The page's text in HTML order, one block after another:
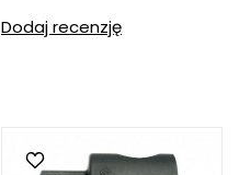
Dodaj recenzję